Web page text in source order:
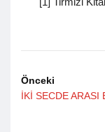
Önceki
İKİ SECDE ARASI